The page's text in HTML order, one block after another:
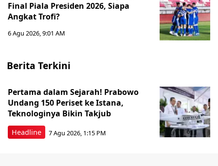
Final Piala Presiden 2026, Siapa
Angkat Trofi?
6 Agu 2026, 9:01 AM
Berita Terkini
Headline
Pertama dalam Sejarah! Prabowo
Undang 150 Periset ke Istana,
Teknologinya Bikin Takjub
7 Agu 2026, 1:15 PM